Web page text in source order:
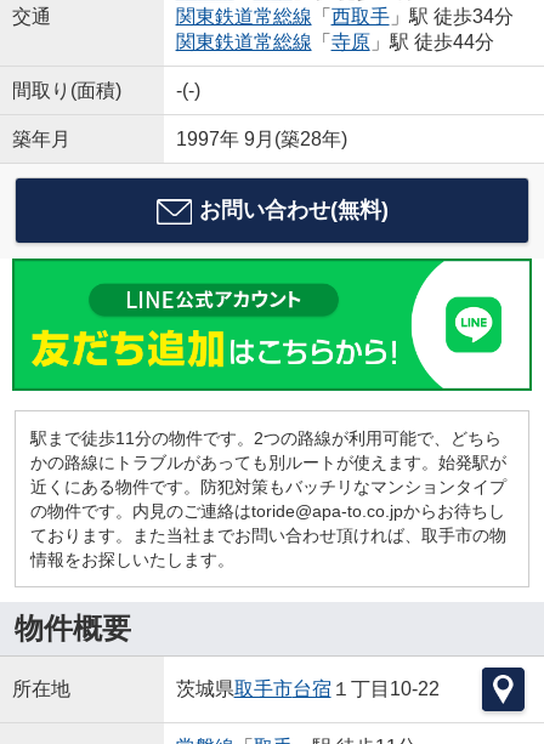
交通
関東鉄道常総線 「 西取手」駅 徒歩34分
関東鉄道常総線 「 寺原」駅 徒歩44分
間取り(面積) -(-)
築年月 1997年 9月(築28年)
お問い合わせ(無料)
駅まで徒歩11分の物件です。2つの路線が利用可能で、どちら
かの路線にトラブルがあっても別ルートが使えます。始発駅が
近くにある物件です。防犯対策もバッチリなマンションタイプ
の物件です。内見のご連絡はtoride@apa-to.co.jpからお待ちし
ております。また当社までお問い合わせ頂ければ、取手市の物
情報をお探しいたします。
物件概要
所在地 茨城県取手市台宿 １丁目10-22